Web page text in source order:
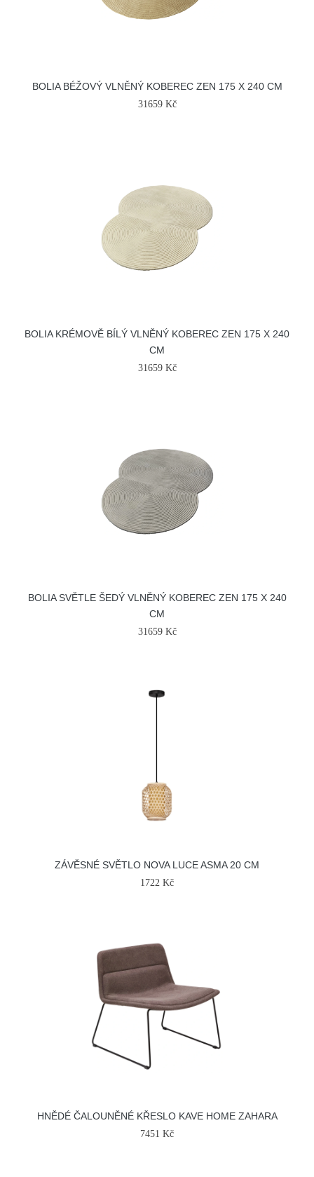
BOLIA BÉŽOVÝ VLNĚNÝ KOBEREC ZEN 175 X 240 CM
31659 Kč
BOLIA KRÉMOVĚ BÍLÝ VLNĚNÝ KOBEREC ZEN 175 X 240
CM
31659 Kč
BOLIA SVĚTLE ŠEDÝ VLNĚNÝ KOBEREC ZEN 175 X 240
CM
31659 Kč
ZÁVĚSNÉ SVĚTLO NOVA LUCE ASMA 20 CM
1722 Kč
HNĚDÉ ČALOUNĚNÉ KŘESLO KAVE HOME ZAHARA
7451 Kč